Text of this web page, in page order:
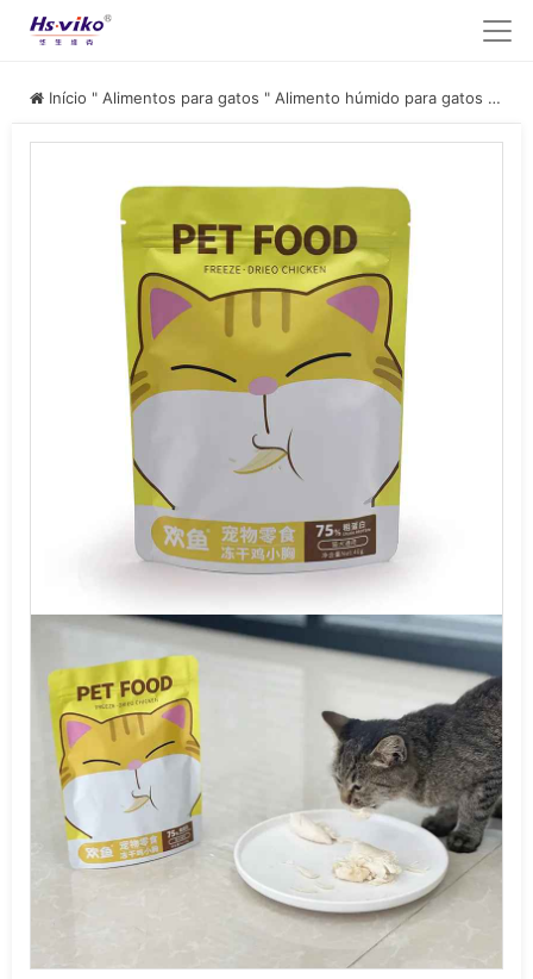
Início " Alimentos para gatos " Alimento húmido para gatos "